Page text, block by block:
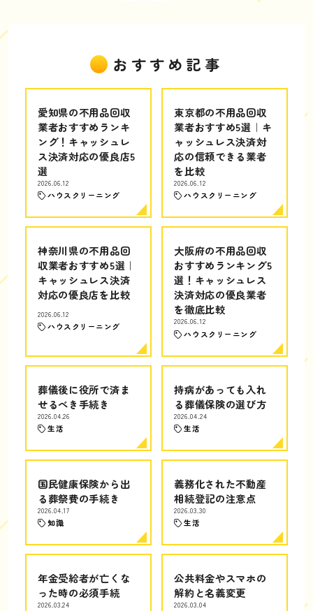
おすすめ記事
愛知県の不用品回収
業者おすすめランキ
ング！キャッシュレ
ス決済対応の優良店5
選
2026.06.12
ハウスクリーニング
東京都の不用品回収
業者おすすめ5選｜キ
ャッシュレス決済対
応の信頼できる業者
を比較
2026.06.12
ハウスクリーニング
神奈川県の不用品回
収業者おすすめ5選｜
キャッシュレス決済
対応の優良店を比較
2026.06.12
ハウスクリーニング
大阪府の不用品回収
おすすめランキング5
選！キャッシュレス
決済対応の優良業者
を徹底比較
2026.06.12
ハウスクリーニング
葬儀後に役所で済ま
せるべき手続き
2026.04.26
生活
持病があっても入れ
る葬儀保険の選び方
2026.04.24
生活
国民健康保険から出
る葬祭費の手続き
2026.04.17
知識
義務化された不動産
相続登記の注意点
2026.03.30
生活
年金受給者が亡くな
った時の必須手続
2026.03.24
公共料金やスマホの
解約と名義変更
2026.03.04